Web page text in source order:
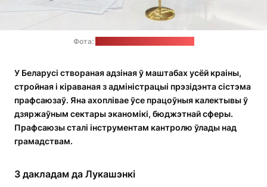
Фота:
У Беларусі створаная адзіная ў маштабах усёй краіны,
стройная і кіраваная з адміністрацыі прэзідэнта сістэма
прафсаюзаў. Яна ахоплівае ўсе працоўныя калектывы ў
дзяржаўным сектары эканомікі, бюджэтнай сферы.
Прафсаюзы сталі інструментам кантролю ўлады над
грамадствам.
З дакладам да Лукашэнкі